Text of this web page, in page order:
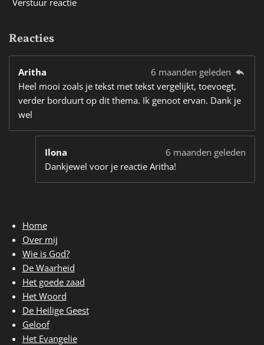
Verstuur reactie
Reacties
Aritha
6 maanden geleden
Heel mooi zoals je tekst met tekst vergelijkt, toevoegt,
verder borduurt op dit thema. Ik genoot ervan. Dank je
wel
Ilona
6 maanden geleden
Dankjewel voor je reactie Aritha!
Home
Over mij
Wie is God?
De Waarheid
Het goede zaad
Het Woord
De Heilige Geest
Geloof
Het Evangelie